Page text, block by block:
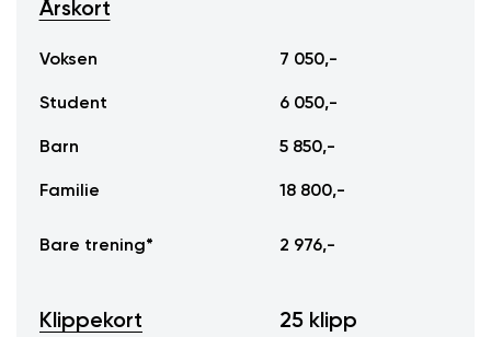
Årskort
Voksen
Student
Barn
Familie
Bare trening*
7 050,-
6 050,-
5 850,-
18 800,-
2 976,-
Klippekort 25 klipp